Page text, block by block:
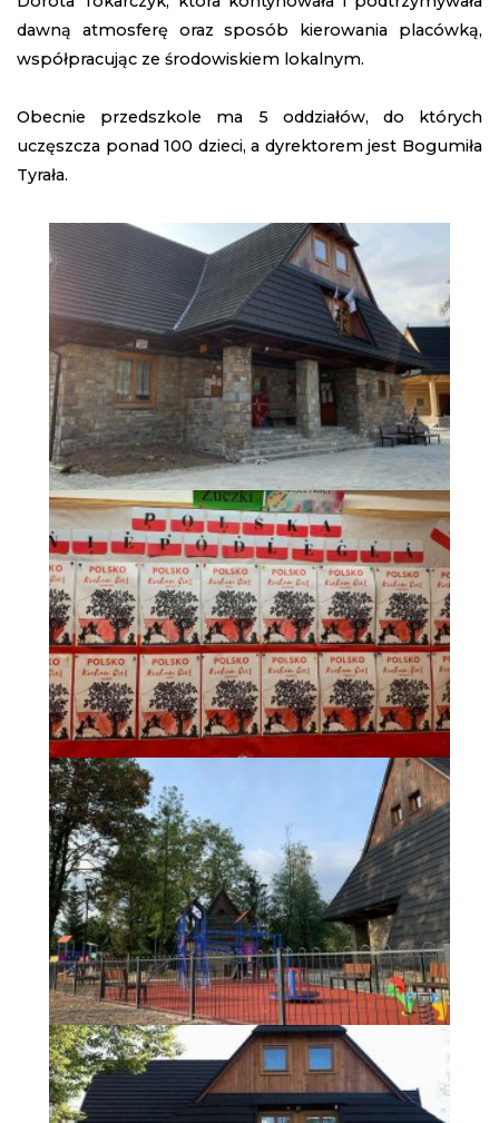
dawną atmosferę oraz sposób kierowania placówką,
współpracując ze środowiskiem lokalnym.
Obecnie przedszkole ma 5 oddziałów, do których
uczęszcza ponad 100 dzieci, a dyrektorem jest Bogumiła
Tyrała.